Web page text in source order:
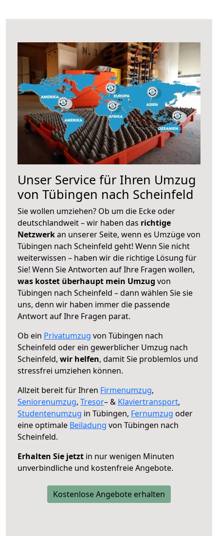
Unser Service für Ihren Umzug
von Tübingen nach Scheinfeld
Sie wollen umziehen? Ob um die Ecke oder
deutschlandweit – wir haben das richtige
Netzwerkan unserer Seite, wenn es Umzüge von
Tübingen nach Scheinfeld geht! Wenn Sie nicht
weiterwissen – haben wir die richtige Lösung für
Sie! Wenn Sie Antworten auf Ihre Fragen wollen,
was kostet überhaupt mein Umzug von
Tübingen nach Scheinfeld – dann wählen Sie sie
uns, denn wir haben immer die passende
Antwort auf Ihre Fragen parat.
Ob ein Privatumzug von Tübingen nach
Scheinfeld oder ein gewerblicher Umzug nach
Scheinfeld, wir helfen, damit Sie problemlos und
stressfrei umziehen können.
Allzeit bereit für Ihren Firmenumzug,
Seniorenumzug, Tresor– & Klaviertransport,
Studentenumzug in Tübingen, Fernumzug oder
eine optimale Beiladung von Tübingen nach
Scheinfeld.
Erhalten Sie jetzt in nur wenigen Minuten
unverbindliche und kostenfreie Angebote.
Kostenlose Angebote erhalten